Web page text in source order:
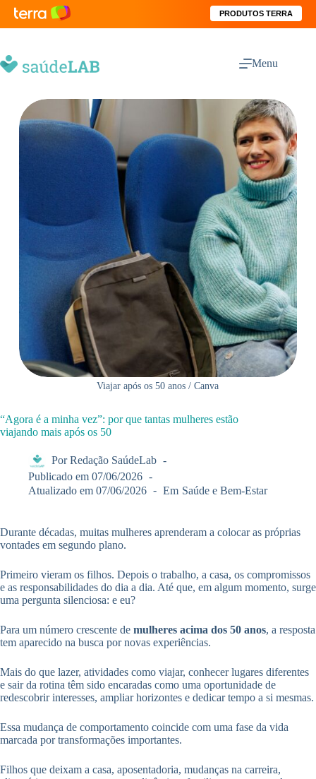
PRODUTOS TERRA
Menu
Viajar após os 50 anos / Canva
“Agora é a minha vez”: por que tantas mulheres estão
viajando mais após os 50
Por Redação SaúdeLab
Publicado em 07/06/2026
Atualizado em 07/06/2026 Em Saúde e Bem-Estar
Durante décadas, muitas mulheres aprenderam a colocar as próprias
vontades em segundo plano.
Primeiro vieram os filhos. Depois o trabalho, a casa, os compromissos
e as responsabilidades do dia a dia. Até que, em algum momento, surge
uma pergunta silenciosa: e eu?
Para um número crescente de mulheres acima dos 50 anos, a resposta
tem aparecido na busca por novas experiências.
Mais do que lazer, atividades como viajar, conhecer lugares diferentes
e sair da rotina têm sido encaradas como uma oportunidade de
redescobrir interesses, ampliar horizontes e dedicar tempo a si mesmas.
Essa mudança de comportamento coincide com uma fase da vida
marcada por transformações importantes.
Filhos que deixam a casa, aposentadoria, mudanças na carreira,